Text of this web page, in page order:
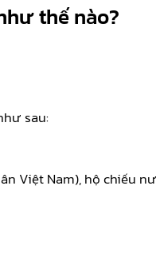
thế nào?
sau:
Việt Nam), hộ chiếu